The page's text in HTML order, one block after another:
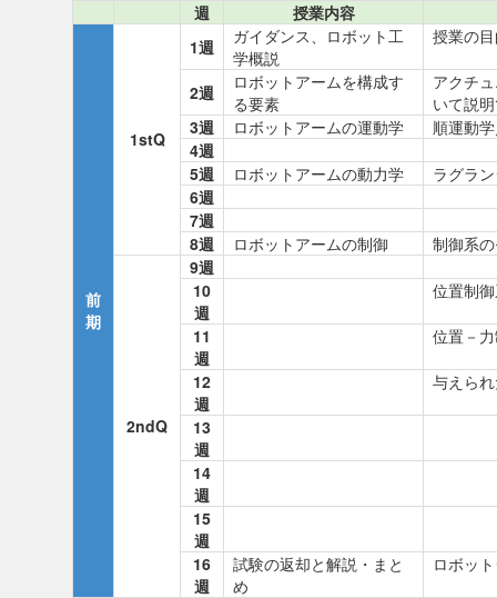
週 授業内容
前
期
1stQ
1週
ガイダンス、ロボット工
学概説
授業の
2週
ロボットアームを構成す
る要素
アクチ
いて説
3週
ロボットアームの運動学
順運動
4週
5週
ロボットアームの動力学
ラグラ
6週
7週
8週
ロボットアームの制御 制御系
2ndQ
9週
10
週
位置制
11
週
位置－
12
週
与えら
13
週
14
週
15
週
16
週
試験の返却と解説・まと
め
ロボッ